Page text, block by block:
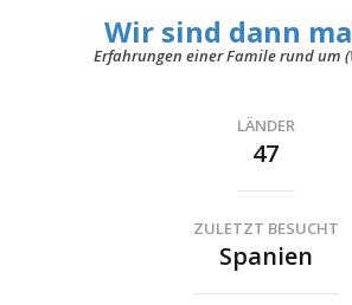
Wir sind dann
Erfahrungen einer Famile rund um
LÄNDER
47
ZULETZT BESUCHT
Spanien